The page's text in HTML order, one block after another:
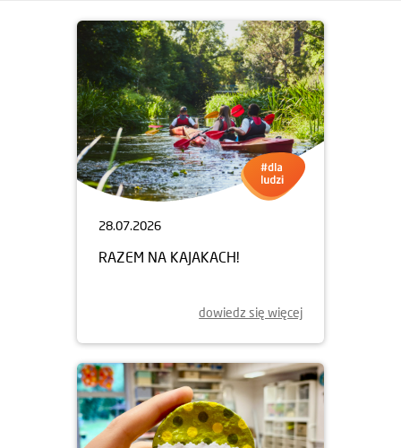
28.07.2026
RAZEM NA KAJAKACH!
dowiedz się więcej